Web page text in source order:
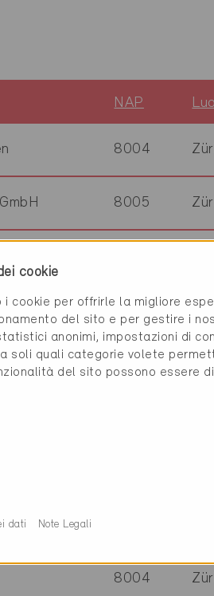
NAP
8004
8005
AG
8055
8006
8004
cookie
i cookie per offrirle la migliore
del sito e per gestire i
anonimi, impostazioni di
soli quali categorie volete
del sito possono essere
dati Note Legali